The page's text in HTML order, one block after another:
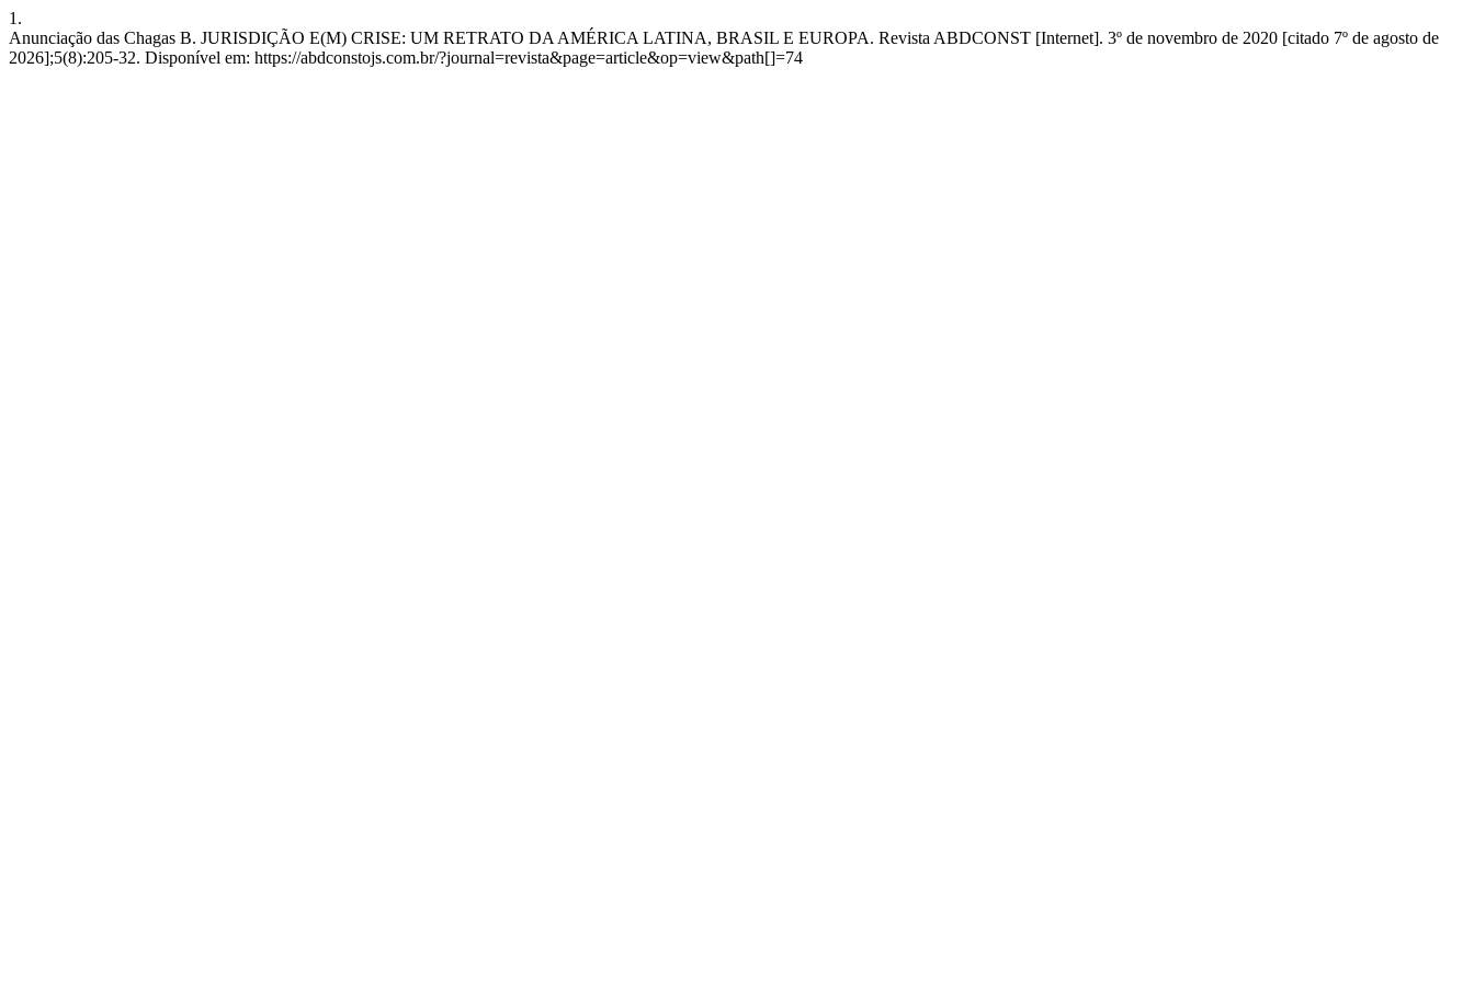
1.
Anunciação das Chagas B. JURISDIÇÃO E(M) CRISE: UM RETRATO DA AMÉRICA LATINA, BRASIL E EUROPA. Revista ABDCONST [Internet]. 3º de novembro de 2020 [citado 7º de agosto de
2026];5(8):205-32. Disponível em: https://abdconstojs.com.br/?journal=revista&page=article&op=view&path[]=74